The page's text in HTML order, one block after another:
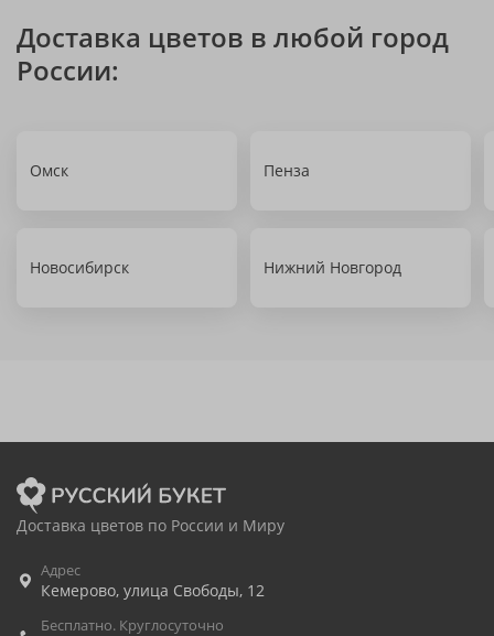
Доставка цветов в любой город
России:
Омск Пенза
Новосибирск Нижний Новгород
Доставка цветов по России и Миру
Адрес
Кемерово, улица Свободы, 12
Бесплатно. Круглосуточно